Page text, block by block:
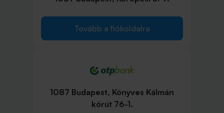
Tovább a fiókoldalra
1087 Budapest, Könyves Kálmán
körút 76-1.